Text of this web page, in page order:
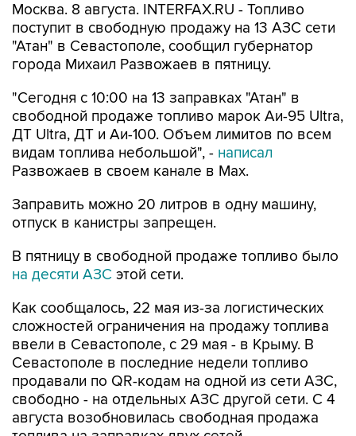
Москва. 8 августа. INTERFAX.RU - Топливо
поступит в свободную продажу на 13 АЗС сети
"Атан" в Севастополе, сообщил губернатор
города Михаил Развожаев в пятницу.
"Сегодня с 10:00 на 13 заправках "Атан" в
свободной продаже топливо марок Аи-95 Ultra,
ДТ Ultra, ДТ и Аи-100. Объем лимитов по всем
видам топлива небольшой", - написал
Развожаев в своем канале в Max.
Заправить можно 20 литров в одну машину,
отпуск в канистры запрещен.
В пятницу в свободной продаже топливо было
на десяти АЗС этой сети.
Как сообщалось, 22 мая из-за логистических
сложностей ограничения на продажу топлива
ввели в Севастополе, с 29 мая - в Крыму. В
Севастополе в последние недели топливо
продавали по QR-кодам на одной из сети АЗС,
свободно - на отдельных АЗС другой сети. С 4
августа возобновилась свободная продажа